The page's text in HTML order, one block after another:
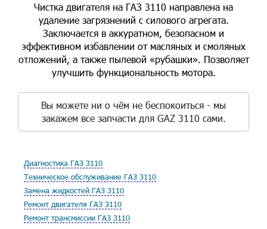
Чистка двигателя на ГАЗ 3110 направлена на
удаление загрязнений с силового агрегата.
Заключается в аккуратном, безопасном и
эффективном избавлении от масляных и смоляных
отложений, а также пылевой «рубашки». Позволяет
улучшить функциональность мотора.
Вы можете ни о чём не беспокоиться - мы
закажем все запчасти для GAZ 3110 сами.
Диагностика ГАЗ 3110
Техническое обслуживание ГАЗ 3110
Замена жидкостей ГАЗ 3110
Ремонт двигателя ГАЗ 3110
Ремонт трансмиссии ГАЗ 3110